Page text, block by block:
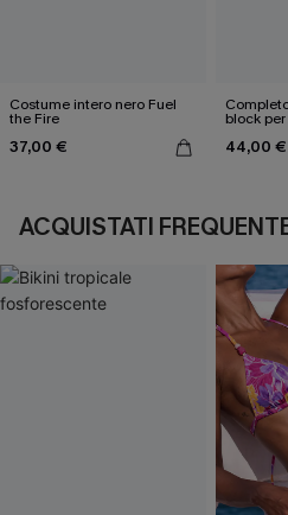
Costume intero nero Fuel
the Fire
37,00 €
block
44,00 €
ACQUISTATI